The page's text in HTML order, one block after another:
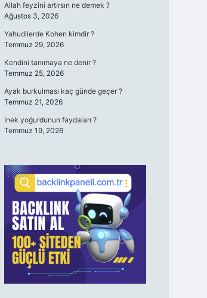
Allah feyzini artırsın ne demek ?
Ağustos 3, 2026
Yahudilerde Kohen kimdir ?
Temmuz 29, 2026
Kendini tanımaya ne denir ?
Temmuz 25, 2026
Ayak burkulması kaç günde geçer ?
Temmuz 21, 2026
İnek yoğurdunun faydaları ?
Temmuz 19, 2026